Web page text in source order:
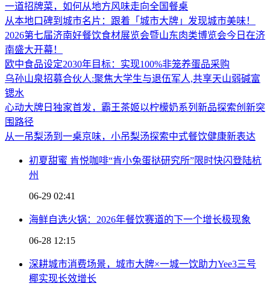
一道招牌菜，如何从地方风味走向全国餐桌
从本地口碑到城市名片：跟着「城市大牌」发现城市美味！
2026第七届济南好餐饮食材展览会暨山东肉类博览会今日在济
南盛大开幕！
欧中食品设定2030年目标：实现100%非笼养蛋品采购
乌孙山泉招募合伙人:聚焦大学生与退伍军人,共享天山弱碱富
锶水
心动大牌日独家首发，霸王茶姬以柠檬奶系列新品探索创新突
围路径
从一吊梨汤到一桌京味，小吊梨汤探索中式餐饮健康新表达
初夏甜蜜 肯悦咖啡“肯小兔蛋挞研究所”限时快闪登陆杭
州
06-29 02:41
海鲜自选火锅：2026年餐饮赛道的下一个增长极现象
06-28 12:15
深耕城市消费场景，城市大牌×一城一饮助力Yee3三号
椰实现长效增长